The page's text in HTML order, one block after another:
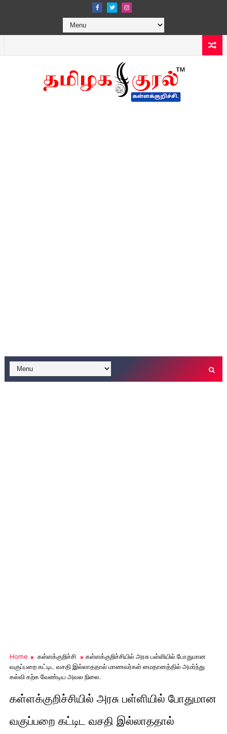
Home கள்ளக்குறிச்சி
கள்ளக்குறிச்சியில் அரசு பள்ளியில் போதுமான
வகுப்பறை கட்டிட வசதி இல்லாததால் மாணவர்கள் மைதானத்தில் அமர்ந்து
கல்வி கற்க வேண்டிய அவல நிலை.
கள்ளக்குறிச்சியில் அரசு பள்ளியில் போதுமான
வகுப்பறை கட்டிட வசதி இல்லாததால்